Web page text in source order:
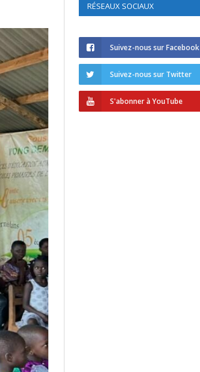
RÉSEAUX SOCIAUX
Suivez-nous sur Facebook
Suivez-nous sur Twitter
S'abonner à YouTube